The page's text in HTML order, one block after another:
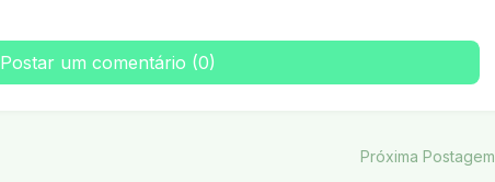
Postar um comentário (0)
Próxima Postagem